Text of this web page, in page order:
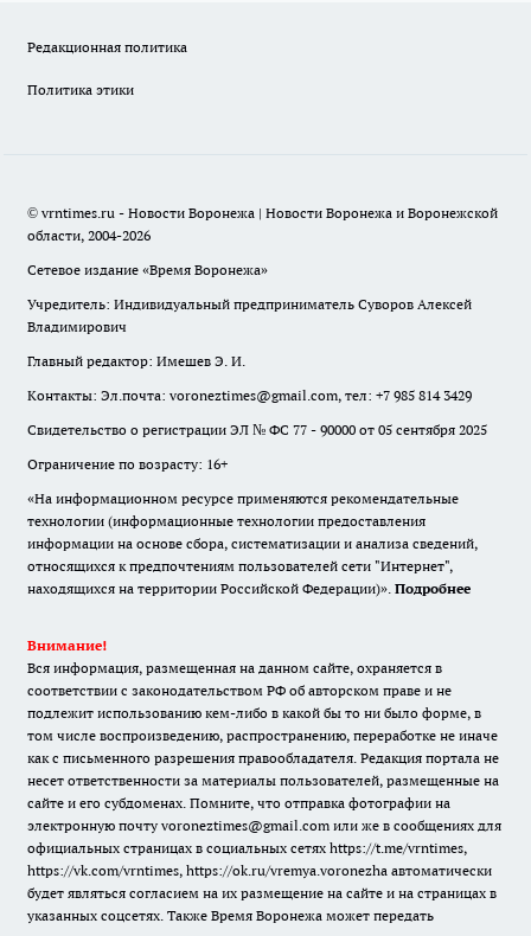
Редакционная политика
Политика этики
© vrntimes.ru - Новости Воронежа | Новости Воронежа и Воронежской
области, 2004-2026
Сетевое издание «Время Воронежа»
Учредитель: Индивидуальный предприниматель Суворов Алексей
Владимирович
Главный редактор: Имешев Э. И.
Контакты: Эл.почта: voroneztimes@gmail.com, тел: +7 985 814 3429
Свидетельство о регистрации ЭЛ № ФС 77 - 90000 от 05 сентября 2025
Ограничение по возрасту: 16+
«На информационном ресурсе применяются рекомендательные
технологии (информационные технологии предоставления
информации на основе сбора, систематизации и анализа сведений,
относящихся к предпочтениям пользователей сети "Интернет",
находящихся на территории Российской Федерации)». Подробнее
Внимание!
Вся информация, размещенная на данном сайте, охраняется в
соответствии с законодательством РФ об авторском праве и не
подлежит использованию кем-либо в какой бы то ни было форме, в
том числе воспроизведению, распространению, переработке не иначе
как с письменного разрешения правообладателя. Редакция портала не
несет ответственности за материалы пользователей, размещенные на
сайте и его субдоменах. Помните, что отправка фотографии на
электронную почту voroneztimes@gmail.com или же в сообщениях для
официальных страницах в социальных сетях https://t.me/vrntimes,
https://vk.com/vrntimes, https://ok.ru/vremya.voronezha автоматически
будет являться согласием на их размещение на сайте и на страницах в
указанных соцсетях. Также Время Воронежа может передать